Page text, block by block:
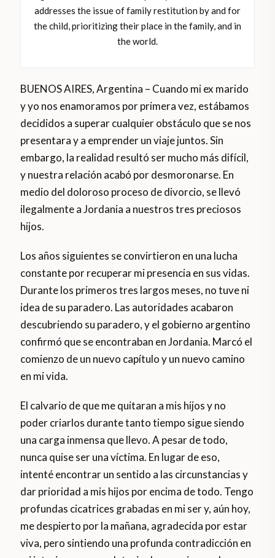
addresses the issue of family restitution by and for
the child, prioritizing their place in the family, and in
the world.
BUENOS AIRES, Argentina – Cuando mi ex marido
y yo nos enamoramos por primera vez, estábamos
decididos a superar cualquier obstáculo que se nos
presentara y a emprender un viaje juntos. Sin
embargo, la realidad resultó ser mucho más difícil,
y nuestra relación acabó por desmoronarse. En
medio del doloroso proceso de divorcio, se llevó
ilegalmente a Jordania a nuestros tres preciosos
hijos.
Los años siguientes se convirtieron en una lucha
constante por recuperar mi presencia en sus vidas.
Durante los primeros tres largos meses, no tuve ni
idea de su paradero. Las autoridades acabaron
descubriendo su paradero, y el gobierno argentino
confirmó que se encontraban en Jordania. Marcó el
comienzo de un nuevo capítulo y un nuevo camino
en mi vida.
El calvario de que me quitaran a mis hijos y no
poder criarlos durante tanto tiempo sigue siendo
una carga inmensa que llevo. A pesar de todo,
nunca quise ser una víctima. En lugar de eso,
intenté encontrar un sentido a las circunstancias y
dar prioridad a mis hijos por encima de todo. Tengo
profundas cicatrices grabadas en mi ser y, aún hoy,
me despierto por la mañana, agradecida por estar
viva, pero sintiendo una profunda contradicción en